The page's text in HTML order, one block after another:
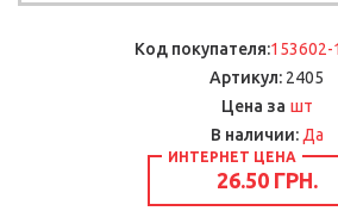
Код покупателя:153602-
Артикул: 2405
Цена за шт
В наличии: Да
ИНТЕРНЕТ ЦЕНА
26.50 ГРН.